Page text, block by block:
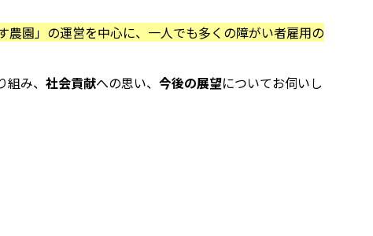
園」の運営を中心に、 一人でも多くの障がい者雇用の
組み、 社会貢献への思い、 今後の展望についてお伺いし